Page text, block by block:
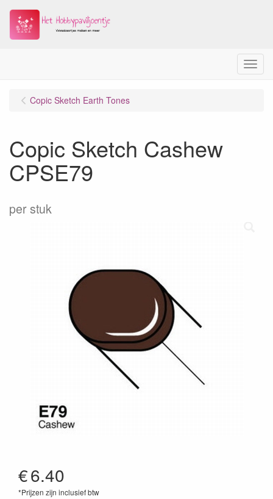
Menu
Copic Sketch Earth Tones
Copic Sketch Cashew
CPSE79
per stuk
€6.40
*Prijzen zijn inclusief btw